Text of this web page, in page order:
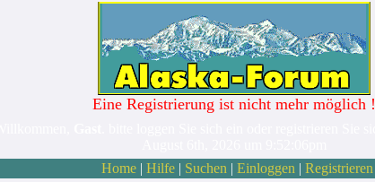
Eine Registrierung ist nicht mehr möglich !
Home| Hilfe| Suchen | Einloggen | Registrieren